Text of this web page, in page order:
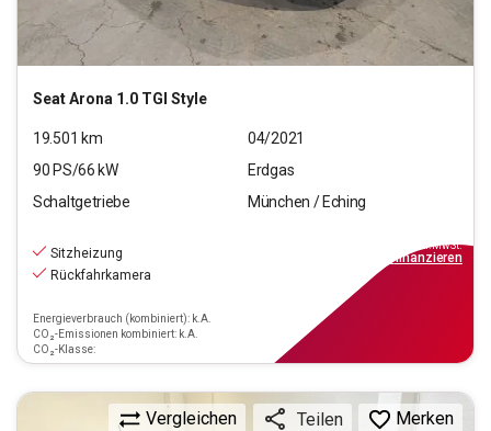
SeatArona 1.0 TGI Style
19.501 km
04/2021
90 PS/66 kW
Erdgas
Schaltgetriebe
München / Eching
Sitzheizung
Rückfahrkamera
Energieverbrauch (kombiniert): k.A.
CO₂-Emissionen kombiniert: k.A.
CO₂-Klasse:
inkl.MwSt.
finanzieren
Vergleichen Teilen Merken